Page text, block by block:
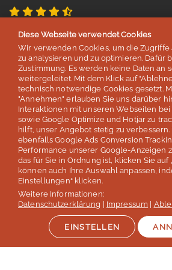
4,8 von 5 Sternen
basierend auf 254 Bewertungen
Stand: Juli 2026
Top 5
der deutschen
laut Studie „Berufliche Weiterbildung
derSüddeutschen Zeitung
Mehr erfahren
Auszeichnungen &
Diese Webseite verwendet Cookies
Wir verwenden Cookies, um die Zugriffe
zu analysieren und zu optimieren. Dafür
Zustimmung. Es werden keine Daten an
weitergeleitet. Mit dem Klick auf
technisch notwendige Cookies gesetzt.
"Annehmen" erlauben Sie uns darüber
Interaktionen mit unseren Webseiten
sowie Google Optimize und Hotjar zu
hilft, unser Angebot stetig zu
ebenfalls Google Ads Conversion
Performance unserer Google-Anzeigen
das für Sie in Ordnung ist, klicken Sie auf
können auch Ihre Auswahl anpassen,
Einstellungen“ klicken.
Weitere Informationen:
Datenschutzerklärung
Impressum
EINSTELLEN